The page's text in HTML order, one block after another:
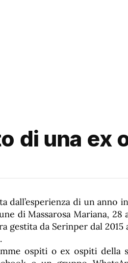
di una ex
dall’esperienza di un anno
di Massarosa Mariana,
gestita da Serinper dal 2015
ospiti o ex ospiti della